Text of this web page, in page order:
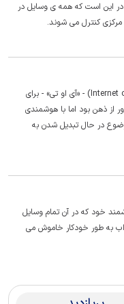
این است که همه ی وسایل در
کنترل می شوند.
بهره مندی از فناوری پیشرفته اینترنت اشیا(Internet of Things) - «آی او تی» - برای
ذهن بود اما با هوشمندی
در حال تبدیل شدن به
خود که در آن تمام وسایل
به طور خودکار خاموش می